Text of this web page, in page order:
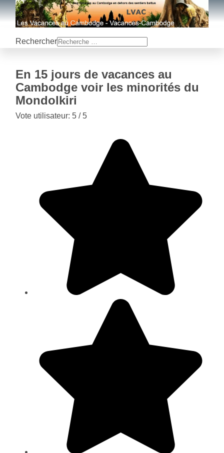
Rechercher
En 15 jours de vacances au
Cambodge voir les minorités du
Mondolkiri
Vote utilisateur: 5 / 5